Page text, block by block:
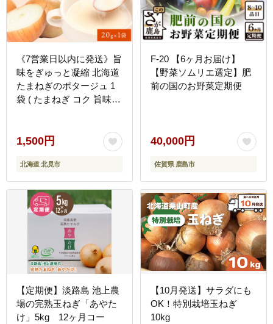
《7営業日以内に発送》旨
味をぎゅっと凝縮 北海道
たまねぎのポタージュ 1
袋 ( たまねぎ コク 旨味
0096】
1,500円
北海道 北見市
F-20 【6ヶ月お届け】
【野菜ソムリエ選定】肥
前の国のお野菜定期便
40,000円
佐賀県 鹿島市
【定期便】淡路島 池上農
場の完熟玉ねぎ「あやた
け」5kg 12ヶ月コー
【10月発送】サラダにも
OK！特別栽培玉ねぎ
10kg